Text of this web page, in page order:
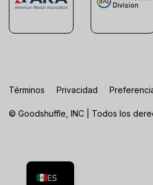
© Goodshuffle, INC | Todos los
Términos Privacidad
ES